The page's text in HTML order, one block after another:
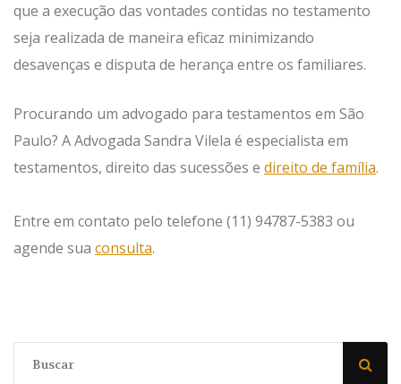
que a execução das vontades contidas no testamento
seja realizada de maneira eficaz minimizando
desavenças e disputa de herança entre os familiares.
Procurando um advogado para testamentos em São
Paulo? A Advogada Sandra Vilela é especialista em
testamentos, direito das sucessões e direito de família.
Entre em contato pelo telefone (11) 94787-5383 ou
agende sua consulta.